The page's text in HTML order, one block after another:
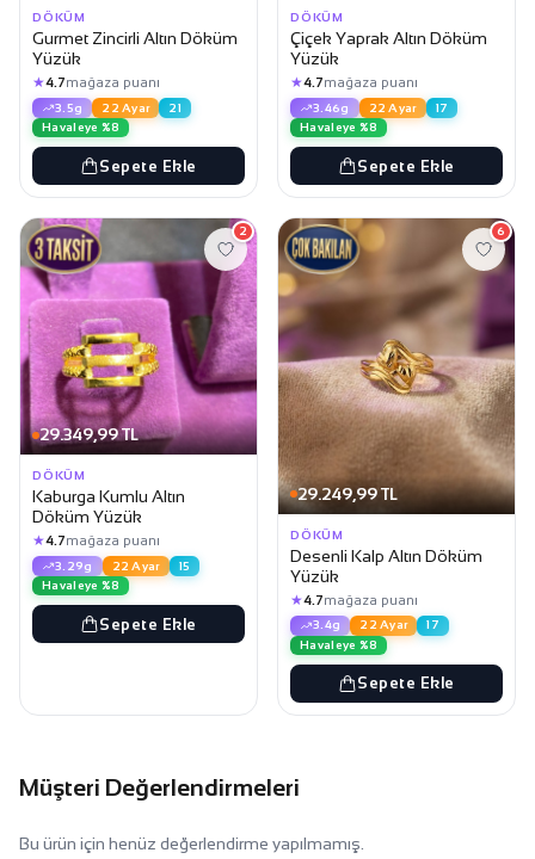
DÖKÜM
Gurmet Zincirli Altın Döküm
Yüzük
★4.7mağaza puanı
3.5g 22 Ayar
21
Havaleye %8
Sepete Ekle
DÖKÜM
Çiçek Yaprak Altın Döküm
Yüzük
★4.7mağaza puanı
3.46g 22 Ayar
17
Havaleye %8
Sepete Ekle
29.349,99 TL
2
DÖKÜM
Kaburga Kumlu Altın
Döküm Yüzük
★4.7mağaza puanı
3.29g 22 Ayar
15
Havaleye %8
Sepete Ekle
29.249,99 TL
6
DÖKÜM
Desenli Kalp Altın Döküm
Yüzük
★4.7mağaza puanı
3.4g 22 Ayar
17
Havaleye %8
Sepete Ekle
Müşteri Değerlendirmeleri
Bu ürün için henüz değerlendirme yapılmamış.